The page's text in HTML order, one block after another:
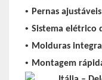
• Pernas
• Sistema elétrico
• Molduras
• Montagem